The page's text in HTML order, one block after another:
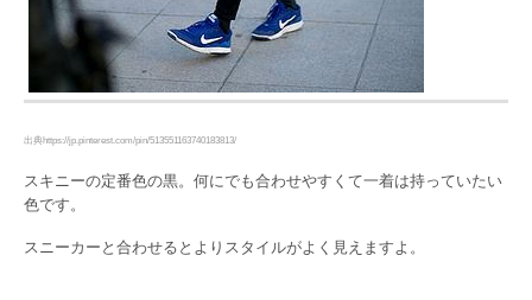
出典https://jp.pinterest.com/pin/513551163740183813/
スキニーの定番色の黒。何にでも合わせやすくて一着は持っていたい
色です。
スニーカーと合わせるとよりスタイルがよく見えますよ。